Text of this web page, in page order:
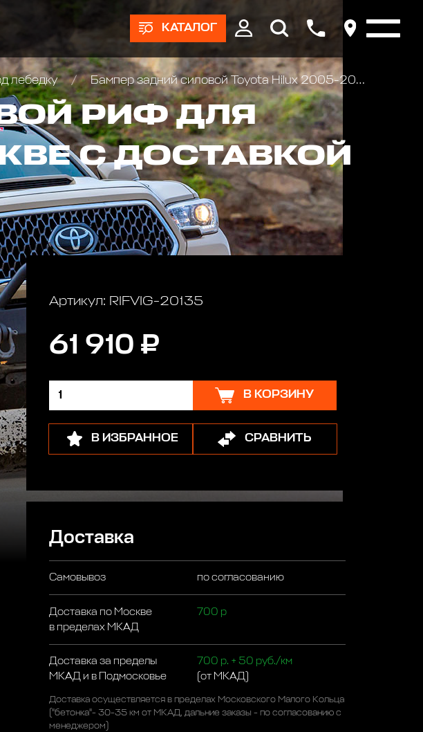
КАТАЛОГ
лебедку Бампер задний силовой Toyota Hilux 2005-2014 с площ. под лебёдку, квадратом под фаркоп и фонарями
РИФ ДЛЯ
С ДОСТАВКОЙ
Артикул: RIFVIG-20135
61 910 ₽
В КОРЗИНУ
В ИЗБРАННОЕ СРАВНИТЬ
Доставка
Самовывоз по согласованию
Доставка по Москве
в пределах МКАД
700 р
Доставка за пределы
МКАД и в Подмосковье
700 р. + 50 руб./км
(от МКАД)
Доставка осуществляется в пределах Московского Малого Кольца
("бетонка"- 30-35 км от МКАД, дальние заказы - по согласованию с
менеджером)